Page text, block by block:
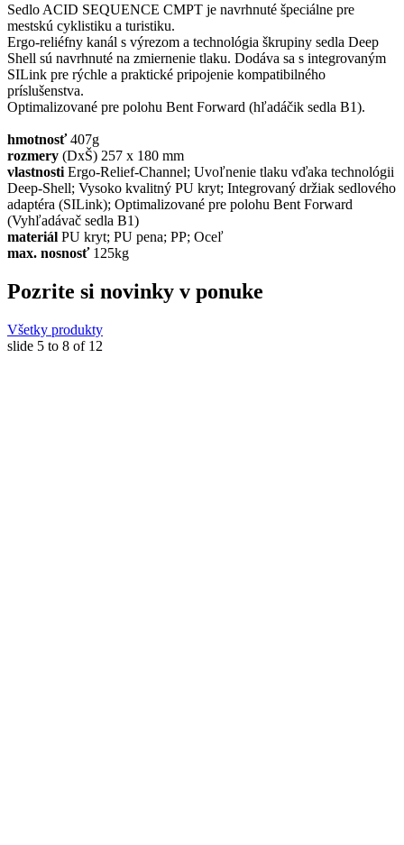
Sedlo ACID SEQUENCE CMPT je navrhnuté špeciálne pre
mestskú cyklistiku a turistiku.
Ergo-reliéfny kanál s výrezom a technológia škrupiny sedla Deep
Shell sú navrhnuté na zmiernenie tlaku. Dodáva sa s integrovaným
SILink pre rýchle a praktické pripojenie kompatibilného
príslušenstva.
Optimalizované pre polohu Bent Forward (hľadáčik sedla B1).
hmotnosť407g
rozmery (DxŠ) 257 x 180 mm
vlastnosti Ergo-Relief-Channel; Uvoľnenie tlaku vďaka technológii
Deep-Shell; Vysoko kvalitný PU kryt; Integrovaný držiak sedlového
adaptéra (SILink); Optimalizované pre polohu Bent Forward
(Vyhľadávač sedla B1)
materiál PU kryt; PU pena; PP; Oceľ
max. nosnosť 125kg
Pozrite si novinky v ponuke
Všetky produkty
slide 5 to 8 of 12